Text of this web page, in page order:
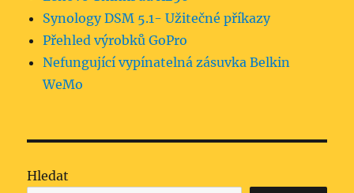
Synology DSM 5.1- Užitečné příkazy
Přehled výrobků GoPro
Nefungující vypínatelná zásuvka Belkin
WeMo
Hledat